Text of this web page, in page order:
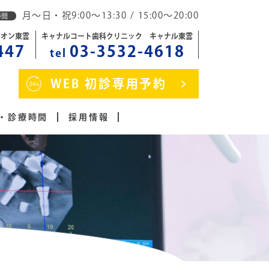
月～日・祝9:00～13:30 / 15:00～20:00
ン東雲 キャナルコート歯科クリニック キャナル東雲
tel 03-3532-4618
WEB 初診専用予約
診療時間 採用情報